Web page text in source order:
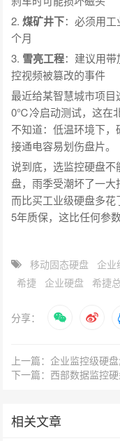
2.煤矿井下：必须用
个月
3. 雪亮工程：建议用
控视频被篡改的事件
最近给某智慧城市项
0℃冷启动测试，这在
不知道：低温环境下
接通电容易划伤盘片。
说到底，选监控硬盘
盘，雨季受潮坏了一
而比买工业级硬盘多
5年质保，这比任何参数
移动固态硬盘 企业
希捷
企业硬盘 希捷
分享：
上一篇：企业监控级硬
相关文章